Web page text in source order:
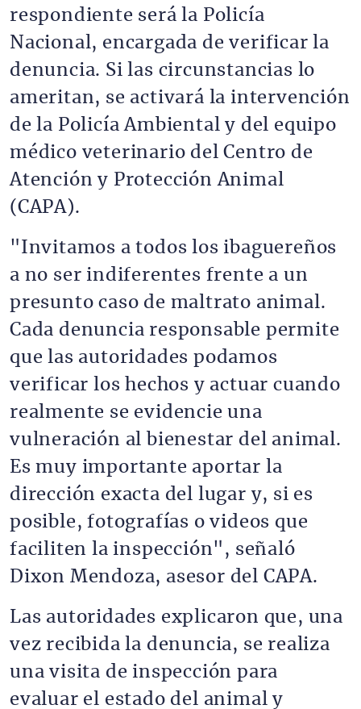
respondiente será la Policía
Nacional, encargada de verificar la
denuncia. Si las circunstancias lo
ameritan, se activará la intervención
de la Policía Ambiental y del equipo
médico veterinario del Centro de
Atención y Protección Animal
(CAPA).
"Invitamos a todos los ibaguereños
a no ser indiferentes frente a un
presunto caso de maltrato animal.
Cada denuncia responsable permite
que las autoridades podamos
verificar los hechos y actuar cuando
realmente se evidencie una
vulneración al bienestar del animal.
Es muy importante aportar la
dirección exacta del lugar y, si es
posible, fotografías o videos que
faciliten la inspección", señaló
Dixon Mendoza, asesor del CAPA.
Las autoridades explicaron que, una
vez recibida la denuncia, se realiza
una visita de inspección para
evaluar el estado del animal y